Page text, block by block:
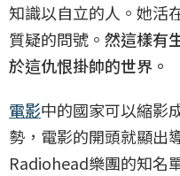
知識以自立的人。她活
質疑的問號。 然這樣有
於這仇恨掛帥的世界。
電影中的國家可以縮影
勢，電影的開頭就顯出
Radiohead樂團的知名